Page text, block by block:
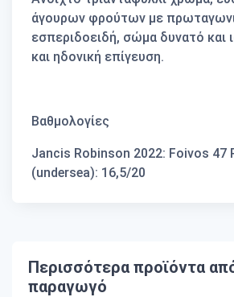
άγουρων φρούτων με
εσπεριδοειδή, σώμα δυνατό και
και ηδονική επίγευση.
Βαθμολογίες
Jancis Robinson 2022: Foivos 47
(undersea): 16,5/20
Περισσότερα προϊόντα
παραγωγό